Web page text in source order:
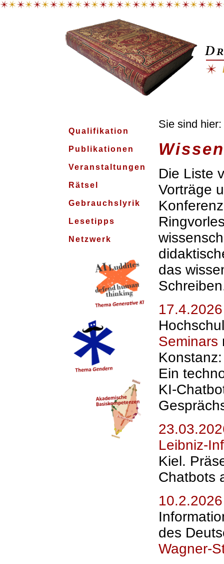
Qualifikation
Publikationen
Veranstaltungen
Rätsel
Gebrauchslyrik
Lesetipps
Netzwerk
Sie sind hier:
Die Liste
Vorträge
das
17.4.2026
Seminars
Ein
KI-
Leibniz-
Kiel.
Chatbots
10.2.2026
des
Wagner-